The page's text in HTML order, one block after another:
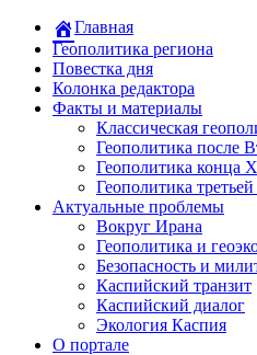
Главная
Геополитика региона
Повестка дня
Колонка редактора
Факты и материалы
Классическая
Геополитика после
Геополитика конца
Геополитика
Актуальные проблемы
Вокруг Ирана
Геополитика и
Безопасность и
Каспийский транзит
Каспийский диалог
Экология Каспия
О портале